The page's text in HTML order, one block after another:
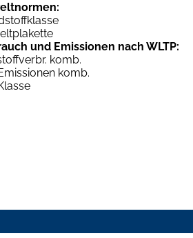
und Emissionen nach WLTP:
komb.
komb.